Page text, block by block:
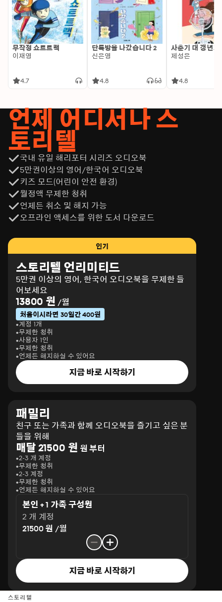
무작정 쇼트트랙
이재영
4.7
단톡방을 나갔습니다 2
신은영
4.8
사춘기 대 갱년기
제성은
4.8
언제 어디서나 스
토리텔
국내 유일 해리포터 시리즈 오디오북
5만권이상의 영어/한국어 오디오북
키즈 모드(어린이 안전 환경)
월정액 무제한 청취
언제든 취소 및 해지 가능
오프라인 액세스를 위한 도서 다운로드
인기
스토리텔 언리미티드
5만권 이상의 영어, 한국어 오디오북을 무제한 들
어보세요
13800 원 /월
처음이시라면 30일간 400원
계정 1개
무제한 청취
사용자 1인
무제한 청취
언제든 해지하실 수 있어요
지금 바로 시작하기
패밀리
친구 또는 가족과 함께 오디오북을 즐기고 싶은 분
들을 위해
매달 21500 원 원 부터
2-3 개 계정
무제한 청취
2-3 계정
무제한 청취
언제든 해지하실 수 있어요
본인 + 1 가족 구성원
2 개 계정
21500 원 /월
지금 바로 시작하기
스토리텔